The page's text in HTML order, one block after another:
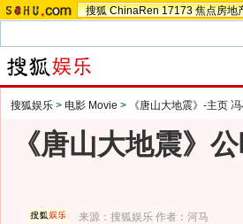
搜狐 ChinaRen 17173 焦点房地
搜狐娱乐 > 电影 Movie > 《唐山大地震》-主页
《唐山大地震》
来源：搜狐娱乐 作者：河马